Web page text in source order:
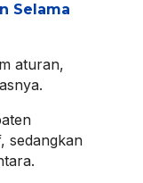
Selama
aturan,
sedangkan